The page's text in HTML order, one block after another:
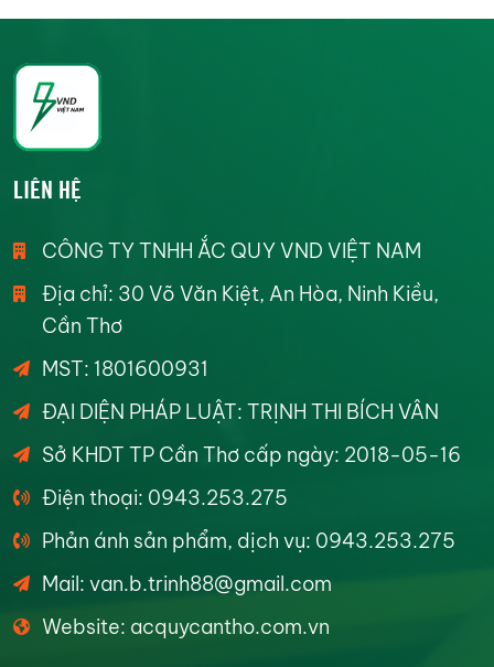
LIÊN HỆ
CÔNG TY TNHH ẮC QUY VND VIỆT NAM
Địa chỉ: 30 Võ Văn Kiệt, An Hòa, Ninh Kiều,
Cần Thơ
MST: 1801600931
ĐẠI DIỆN PHÁP LUẬT: TRỊNH THI BÍCH VÂN
Sở KHDT TP Cần Thơ cấp ngày: 2018-05-16
Điện thoại: 0943.253.275
Phản ánh sản phẩm, dịch vụ: 0943.253.275
Mail: van.b.trinh88@gmail.com
Website: acquycantho.com.vn